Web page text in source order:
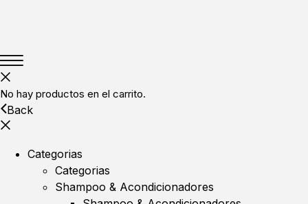
No hay productos en el carrito.
Back
Categorias
Categorias
Shampoo & Acondicionadores